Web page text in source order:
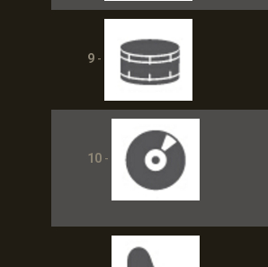
9 -
10 -